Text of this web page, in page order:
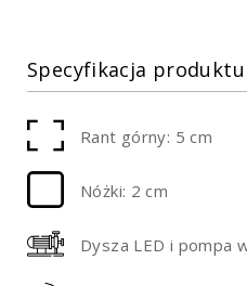
Specyfikacja produktu
Rant górny: 5 cm
Nóżki: 2 cm
Dysza LED i pompa